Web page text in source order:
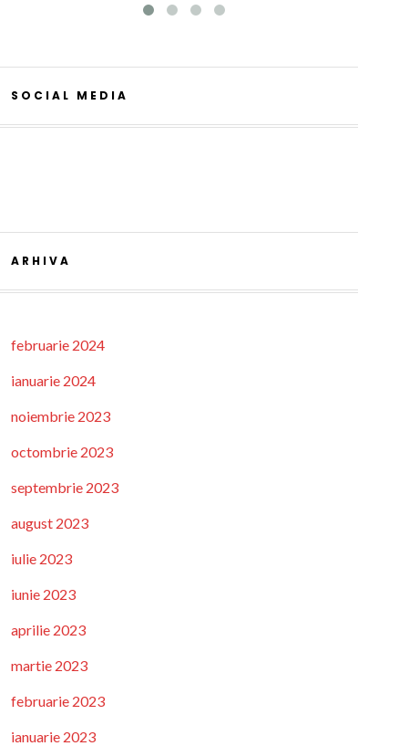
SOCIAL MEDIA
ARHIVA
februarie 2024
ianuarie 2024
noiembrie 2023
octombrie 2023
septembrie 2023
august 2023
iulie 2023
iunie 2023
aprilie 2023
martie 2023
februarie 2023
ianuarie 2023